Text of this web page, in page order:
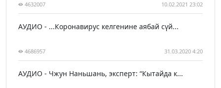
4632007 10.02.2021 23:02
АУДИО - ...Коронавирус келгенине аябай сүй...
4686957 31.03.2020 4:20
АУДИО - Чжун Наньшань, эксперт: “Кытайда к...